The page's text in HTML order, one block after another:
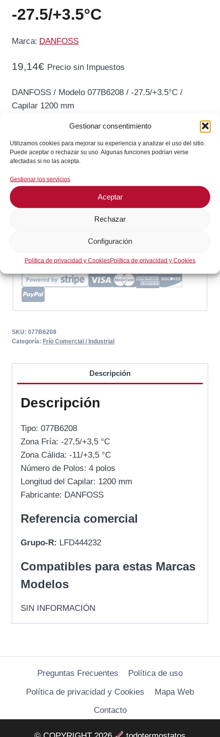
Gestionar consentimiento
Utilizamos cookies para mejorar su experiencia y analizar el uso del sitio.
Puede aceptar o rechazar su uso. Algunas funciones podrían verse
afectadas si no las acepta.
Gestionar los servicios
Aceptar
Rechazar
Configuración
Política de privacidad y CookiesPolítica de privacidad y Cookies
-27.5/+3.5°C
Marca: DANFOSS
19,14€ Precio sin Impuestos
DANFOSS / Modelo 077B6208 / -27.5/+3.5°C /
Capilar 1200 mm
DANFOSS
077B6208
Rango
-27.5/+3.5°C
Añadir al carrito
¡Envíos en 24 / 72 horas!
Consultar en WhatsApp
GARANTÍA DE SEGURIDAD EN EL PAGO
SKU: 077B6208
Categoría: Frío Comercial / Industrial
Descripción
Descripción
Tipo: 077B6208
Zona Fría: -27,5/+3,5 °C
Zona Cálida: -11/+3,5 °C
Número de Polos: 4 polos
Longitud del Capilar: 1200 mm
Fabricante: DANFOSS
Referencia comercial
Grupo-R: LFD444232
Compatibles para estas Marcas
Modelos
SIN INFORMACIÓN
Preguntas Frecuentes
Política de uso
Política de privacidad y Cookies
Mapa Web
Contacto